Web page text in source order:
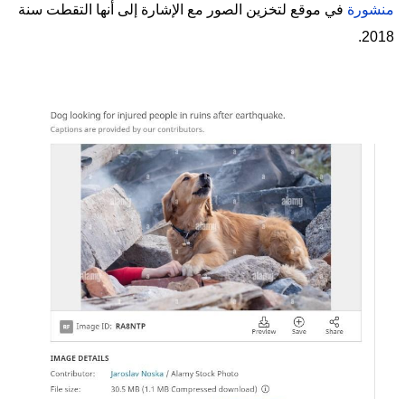
منشورة في موقع لتخزين الصور مع الإشارة إلى أنها التقطت سنة
2018.